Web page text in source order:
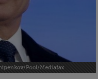
Pool/Mediafax